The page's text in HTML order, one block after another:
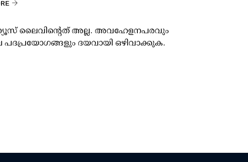
ലൈവിന്റെത് അല്ല. അവഹേളനപരവും
ദയവായി ഒഴിവാക്കുക.